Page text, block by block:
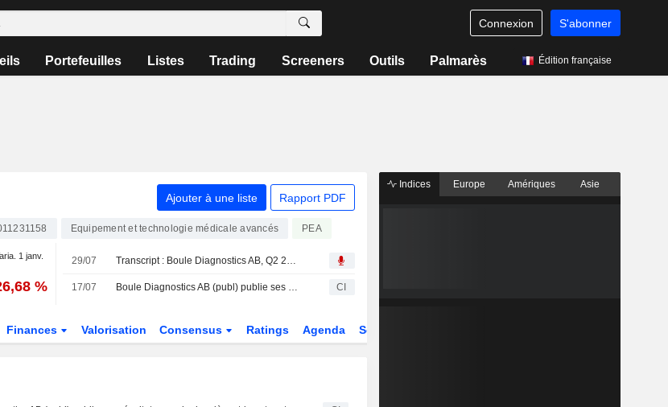
Connexion S'abonner
Portefeuilles Listes Trading Screeners Outils Palmarès Édition française
Ajouter à une liste Rapport PDF
Equipement et technologie médicale avancés PEA
1 janv.
%
29/07 Transcript : Boule Diagnostics AB, Q2 2026 Earnings Call, Jul 17, 2026
17/07 Boule Diagnostics AB (publ) publie ses résultats pour le deuxième trimestre et le premier semestre clos le 30 juin 2026 CI
Finances Valorisation Consensus Ratings Agenda Secteur
Indices Europe Amériques Asie